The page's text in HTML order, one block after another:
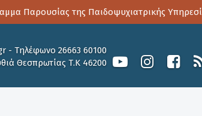
Παρουσίας της Παιδοψυχιατρικής Υπηρεσίας
- Τηλέφωνο 26663 60100
Θεσπρωτίας Τ.Κ 46200